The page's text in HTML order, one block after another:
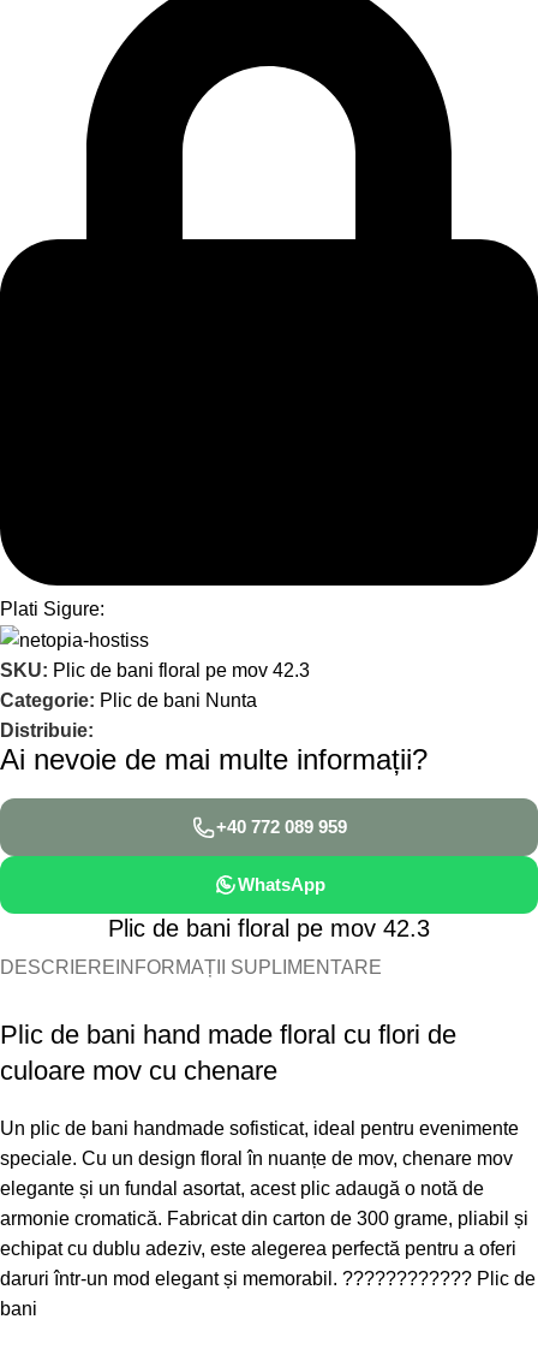
Plati Sigure:
SKU: Plic de bani floral pe mov 42.3
Categorie: Plic de bani Nunta
Distribuie:
Ai nevoie de mai multe informații?
+40 772 089 959
WhatsApp
Plic de bani floral pe mov 42.3
DESCRIERE INFORMAȚII SUPLIMENTARE
Plic de bani hand made floral cu flori de
culoare mov cu chenare
Un plic de bani handmade sofisticat, ideal pentru evenimente
speciale. Cu un design floral în nuanțe de mov, chenare mov
elegante și un fundal asortat, acest plic adaugă o notă de
armonie cromatică. Fabricat din carton de 300 grame, pliabil și
echipat cu dublu adeziv, este alegerea perfectă pentru a oferi
daruri într-un mod elegant și memorabil. ???????????? Plic de
bani